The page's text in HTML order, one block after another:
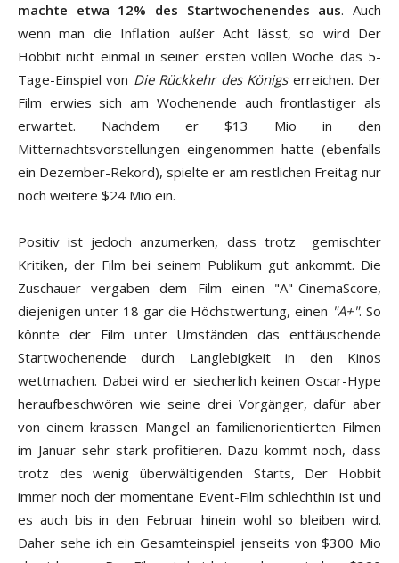
machte etwa 12% des Startwochenendes aus. Auch
wenn man die Inflation außer Acht lässt, so wird Der
Hobbit nicht einmal in seiner ersten vollen Woche das 5-
Tage-Einspiel von Die Rückkehr des Königserreichen. Der
Film erwies sich am Wochenende auch frontlastiger als
erwartet. Nachdem er $13 Mio in den
Mitternachtsvorstellungen eingenommen hatte (ebenfalls
ein Dezember-Rekord), spielte er am restlichen Freitag nur
noch weitere $24 Mio ein.
Positiv ist jedoch anzumerken, dass trotz gemischter
Kritiken, der Film bei seinem Publikum gut ankommt. Die
Zuschauer vergaben dem Film einen "A"-CinemaScore,
diejenigen unter 18 gar die Höchstwertung, einen "A+". So
könnte der Film unter Umständen das enttäuschende
Startwochenende durch Langlebigkeit in den Kinos
wettmachen. Dabei wird er siecherlich keinen Oscar-Hype
heraufbeschwören wie seine drei Vorgänger, dafür aber
von einem krassen Mangel an familienorientierten Filmen
im Januar sehr stark profitieren. Dazu kommt noch, dass
trotz des wenig überwältigenden Starts, Der Hobbit
immer noch der momentane Event-Film schlechthin ist und
es auch bis in den Februar hinein wohl so bleiben wird.
Daher sehe ich ein Gesamteinspiel jenseits von $300 Mio